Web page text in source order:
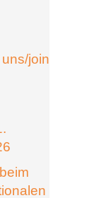
join